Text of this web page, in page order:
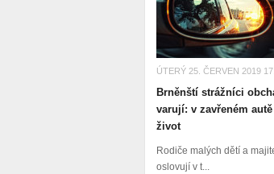
ÚTERÝ 25. ČERVEN 2019
Brněnští strážníci
varují: v zavřeném
život
Rodiče malých dětí a
oslovují v t...